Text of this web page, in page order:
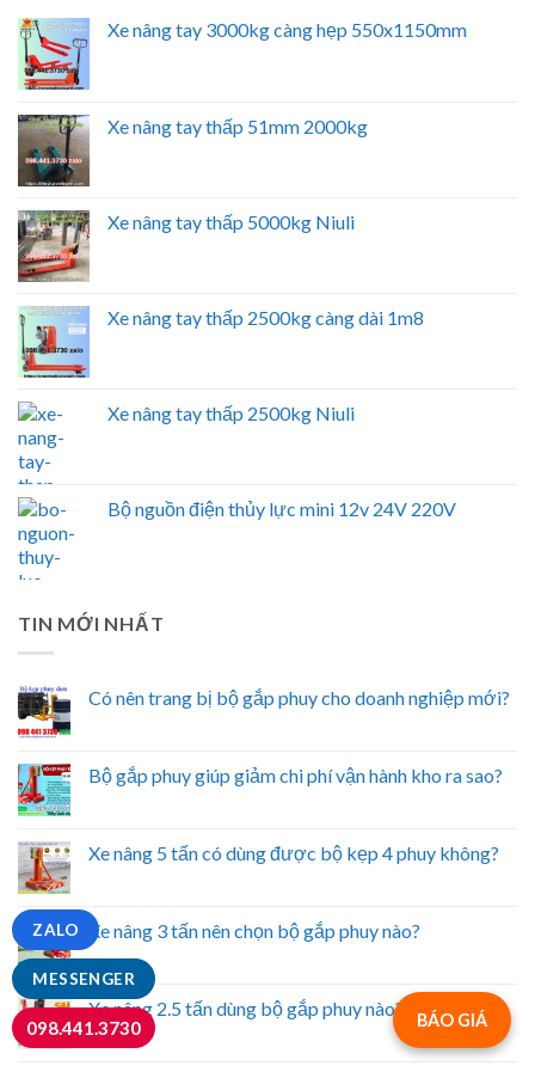
Xe nâng tay 3000kg càng hẹp 550x1150mm
Xe nâng tay thấp 51mm 2000kg
Xe nâng tay thấp 5000kg Niuli
Xe nâng tay thấp 2500kg càng dài 1m8
Xe nâng tay thấp 2500kg Niuli
Bộ nguồn điện thủy lực mini 12v 24V 220V
TIN MỚI NHẤT
Có nên trang bị bộ gắp phuy cho doanh nghiệp mới?
Bộ gắp phuy giúp giảm chi phí vận hành kho ra sao?
Xe nâng 5 tấn có dùng được bộ kẹp 4 phuy không?
Xe nâng 3 tấn nên chọn bộ gắp phuy nào?
Xe nâng 2.5 tấn dùng bộ gắp phuy nào?
BÁO GIÁ
MESSENGER
ZALO
098.441.3730